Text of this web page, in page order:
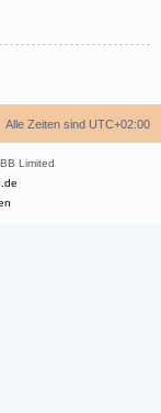
Alle Zeiten sind UTC+02:00
Limited